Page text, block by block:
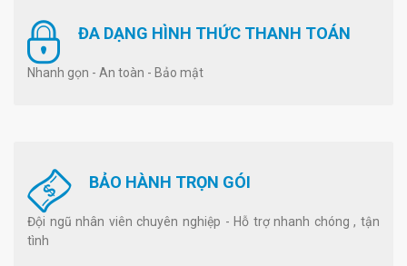
ĐA DẠNG HÌNH THỨC THANH TOÁN
Nhanh gọn - An toàn - Bảo mật
BẢO HÀNH TRỌN GÓI
Đội ngũ nhân viên chuyên nghiệp - Hỗ trợ nhanh chóng , tận
tình